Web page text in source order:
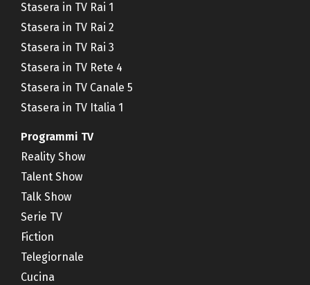
Stasera in TV Rai 1
Stasera in TV Rai 2
Stasera in TV Rai 3
Stasera in TV Rete 4
Stasera in TV Canale 5
Stasera in TV Italia 1
Programmi TV
Reality Show
Talent Show
Talk Show
Serie TV
Fiction
Telegiornale
Cucina